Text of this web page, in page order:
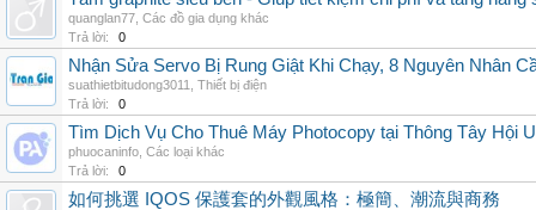
quanglan77 Các đồ gia dụng khác
Trả lời:
0
Nhận Sửa Servo Bị Rung Giật Khi Chạy, 8 Nguyên Nhân
suathietbitudong3011
Thiết bị điện
Trả lời:
0
Tìm Dịch Vụ Cho Thuê Máy Photocopy tại Thông Tây Hội
phuocaninfo Các loại khác
Trả lời:
0
如何挑選 IQOS 保護套的外觀風格：極簡、潮流與商務